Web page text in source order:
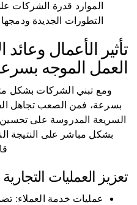
الموارد قدرة الشركات
التطورات الجديدة
تأثير الأعمال وعائد
العمل الموجه
ومع تبني الشركات بشكل
بسرعة، فمن الصعب تجاهل
السريعة المدروسة على
بشكل مباشر على النتيجة
تعزيز العمليات
عمليات خدمة العملاء: